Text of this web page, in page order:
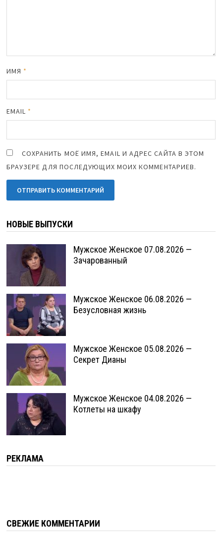
ИМЯ *
EMAIL *
СОХРАНИТЬ МОЁ ИМЯ, EMAIL И АДРЕС САЙТА В ЭТОМ
БРАУЗЕРЕ ДЛЯ ПОСЛЕДУЮЩИХ МОИХ КОММЕНТАРИЕВ.
НОВЫЕ ВЫПУСКИ
Мужское Женское 07.08.2026 —
Зачарованный
Мужское Женское 06.08.2026 —
Безусловная жизнь
Мужское Женское 05.08.2026 —
Секрет Дианы
Мужское Женское 04.08.2026 —
Котлеты на шкафу
РЕКЛАМА
СВЕЖИЕ КОММЕНТАРИИ